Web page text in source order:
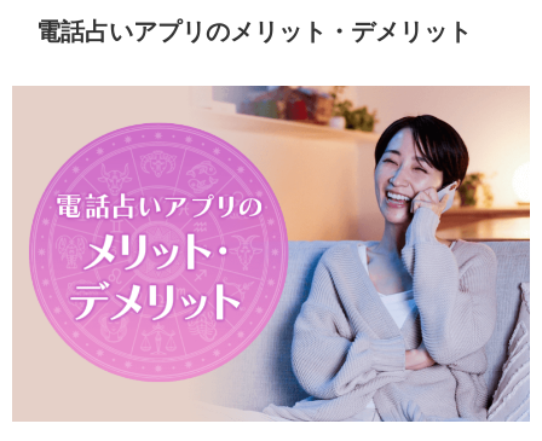
電話占いアプリのメリット・デメリット